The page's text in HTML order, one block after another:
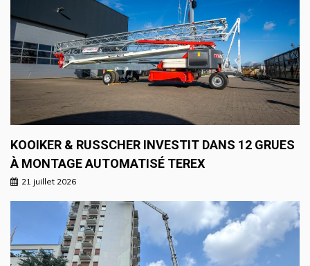
KOOIKER & RUSSCHER INVESTIT DANS 12 GRUES
À MONTAGE AUTOMATISÉ TEREX
21 juillet 2026